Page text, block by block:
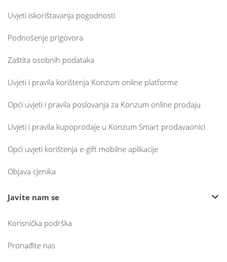
Uvjeti iskorištavanja pogodnosti
Podnošenje prigovora
Zaštita osobnih podataka
Uvjeti i pravila korištenja Konzum online platforme
Opći uvjeti i pravila poslovanja za Konzum online prodaju
Uvjeti i pravila kupoprodaje u Konzum Smart prodavaonici
Opći uvjeti korištenja e-gift mobilne aplikacije
Objava cjenika
Javite nam se
Korisnička podrška
Pronađite nas